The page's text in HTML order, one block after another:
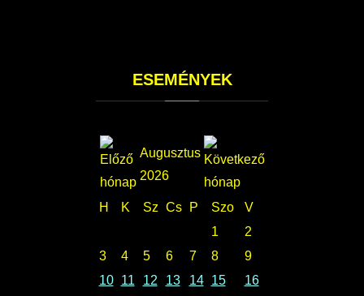
ESEMÉNYEK
Augusztus
2026
H K Sz Cs P Szo
V
1
2
3
4 5 6 7 8
9
10
11 12 13 14 15
16